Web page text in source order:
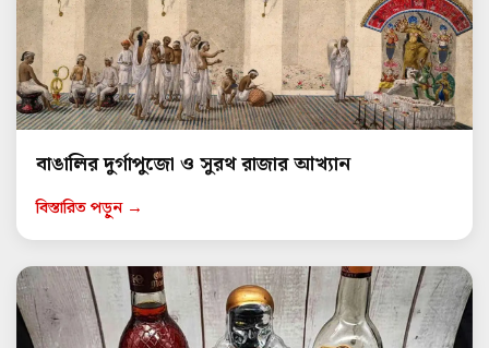
বাঙালির দুর্গাপুজো ও সুরথ রাজার আখ্যান
বিস্তারিত পড়ুন →